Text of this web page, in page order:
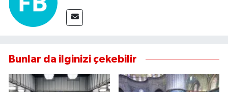
Bunlar da ilginizi çekebilir